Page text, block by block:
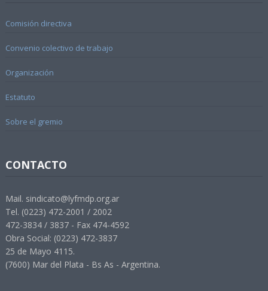
Comisión directiva
Convenio colectivo de trabajo
Organización
Estatuto
Sobre el gremio
CONTACTO
Mail. sindicato@lyfmdp.org.ar
Tel. (0223) 472-2001 / 2002
472-3834 / 3837 - Fax 474-4592
Obra Social: (0223) 472-3837
25 de Mayo 4115.
(7600) Mar del Plata - Bs As - Argentina.